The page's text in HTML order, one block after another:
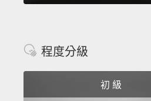
程度分級
初 級